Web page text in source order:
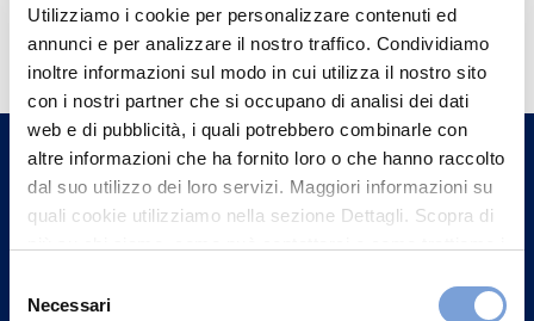
Utilizziamo i cookie per personalizzare contenuti ed
annunci e per analizzare il nostro traffico. Condividiamo
inoltre informazioni sul modo in cui utilizza il nostro sito
con i nostri partner che si occupano di analisi dei dati
web e di pubblicità, i quali potrebbero combinarle con
altre informazioni che ha fornito loro o che hanno raccolto
dal suo utilizzo dei loro servizi. Maggiori informazioni su
quali cookie utilizziamo nella sezione Dettagli. Scopra di
può trovare nel footer del sito nella sezione "Informativa
delNecessari
Hai bisogno di
informazioni?
Trova l'Agenzia più vicina a te e parla con
un nostro Agente.
Contattaci